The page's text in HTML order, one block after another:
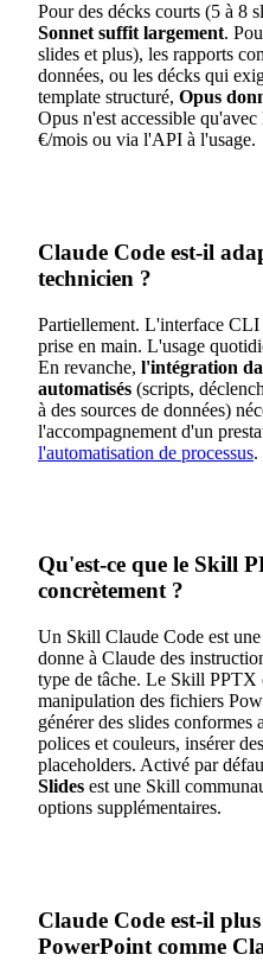
Pour des décks courts (5 à 8
Sonnet suffit largement.
slides et plus), les rapports
données, ou les décks qui
template structuré, Opus
Opus n'est accessible
€/mois ou via l'API à l'usage.
Claude Code est-il
technicien ?
Partiellement. L'interface CLI
prise en main. L'usage
En revanche, l'intégration
automatisés (scripts,
à des sources de données)
l'accompagnement d'un
l'automatisation de processus.
Qu'est-ce que le Skill
concrètement ?
Un Skill Claude Code est
donne à Claude des
type de tâche. Le Skill PPTX
manipulation des fichiers
générer des slides conformes
polices et couleurs, insérer
placeholders. Activé par
Slides est une Skill
options supplémentaires.
Claude Code est-il
PowerPoint comme